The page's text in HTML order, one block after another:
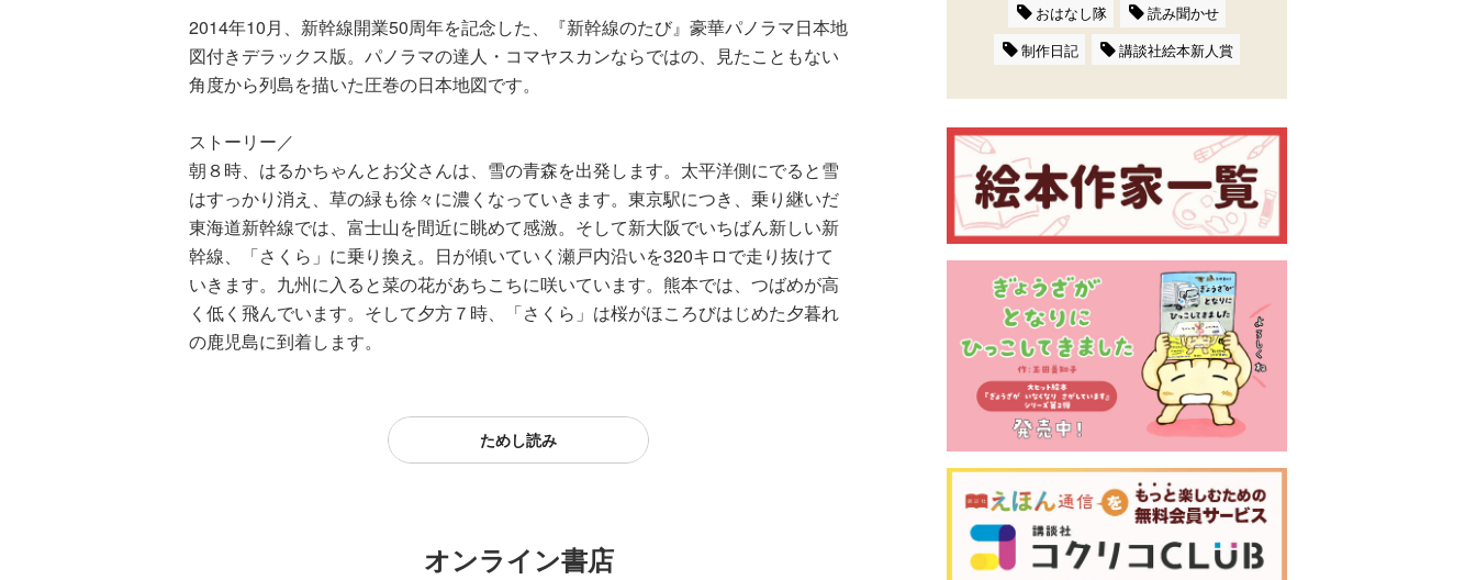
2014年10月、新幹線開業50周年を記念した、『新幹線のたび』豪華パノラマ日本地
図付きデラックス版。パノラマの達人・コマヤスカンならではの、見たこともない
角度から列島を描いた圧巻の日本地図です。
ストーリー／
朝８時、はるかちゃんとお父さんは、雪の青森を出発します。太平洋側にでると雪
はすっかり消え、草の緑も徐々に濃くなっていきます。東京駅につき、乗り継いだ
東海道新幹線では、富士山を間近に眺めて感激。そして新大阪でいちばん新しい新
幹線、「さくら」に乗り換え。日が傾いていく瀬戸内沿いを320キロで走り抜けて
いきます。九州に入ると菜の花があちこちに咲いています。熊本では、つばめが高
く低く飛んでいます。そして夕方７時、「さくら」は桜がほころびはじめた夕暮れ
の鹿児島に到着します。
ためし読み
オンライン書店
おはなし隊
読み聞かせ
制作日記
講談社絵本新人賞